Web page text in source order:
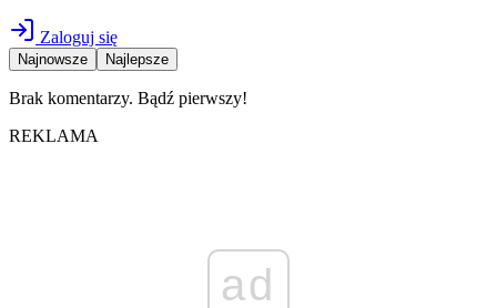
Zaloguj się
Najnowsze Najlepsze
Brak komentarzy. Bądź pierwszy!
REKLAMA
ad